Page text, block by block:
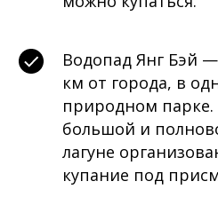
Водопад Янг Бэй
км от города, в
природном
большой и
лагуне
купание под